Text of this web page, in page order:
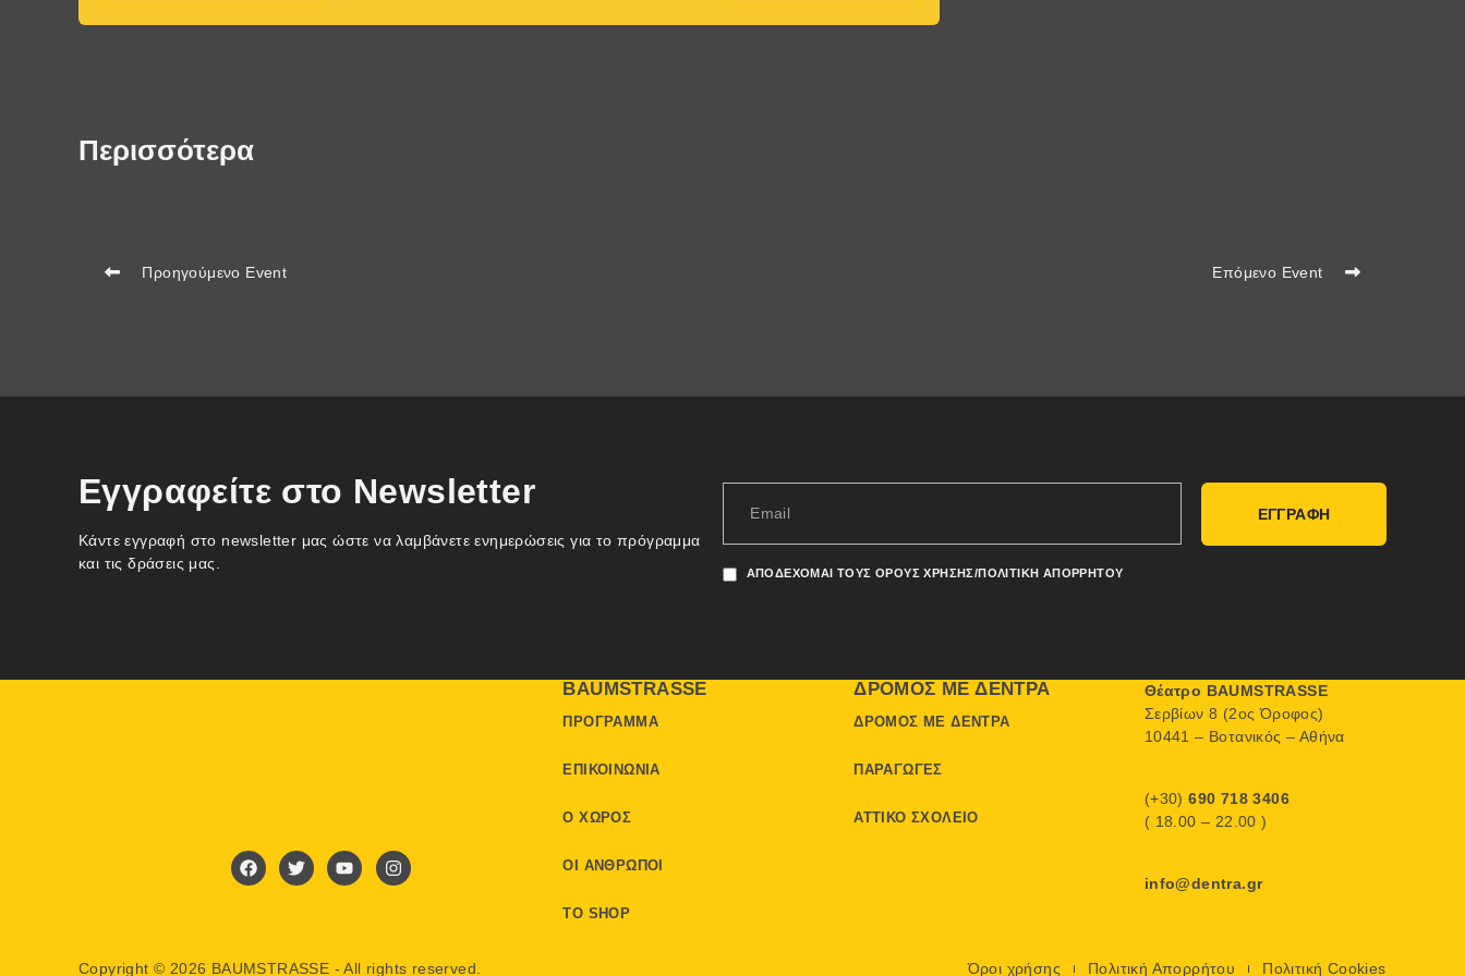
Περισσότερα
Προηγούμενο Event Επόμενο Event
Εγγραφείτε στο Newsletter
Κάντε εγγραφή στο newsletter μας ώστε να λαμβάνετε ενημερώσεις για το πρόγραμμα
και τις δράσεις μας.
ΑΠΟΔΈΧΟΜΑΙ ΤΟΥΣ ΌΡΟΥΣ ΧΡΉΣΗΣ/ΠΟΛΙΤΙΚΉ ΑΠΟΡΡΉΤΟΥ
ΕΓΓΡΑΦΗ
BAUMSTRASSE
ΠΡΌΓΡΑΜΜΑ
ΕΠΙΚΟΙΝΩΝΊΑ
Ο ΧΏΡΟΣ
ΟΙ ΆΝΘΡΩΠΟΙ
ΤΟ SHOP
ΔΡΌΜΟΣ ΜΕ ΔΈΝΤΡΑ
ΔΡΌΜΟΣ ΜΕ ΔΈΝΤΡΑ
ΠΑΡΑΓΩΓΈΣ
ΑΤΤΙΚΌ ΣΧΟΛΕΊΟ
Θέατρο BAUMSTRASSE
Σερβίων 8 (2ος Όροφος)
10441 – Βοτανικός – Αθήνα
(+30)690 718 3406
( 18.00 – 22.00 )
info@dentra.gr
Copyright © 2026 BAUMSTRASSE - All rights reserved. Όροι χρήσης Πολιτική Απορρήτου Πολιτική Cookies